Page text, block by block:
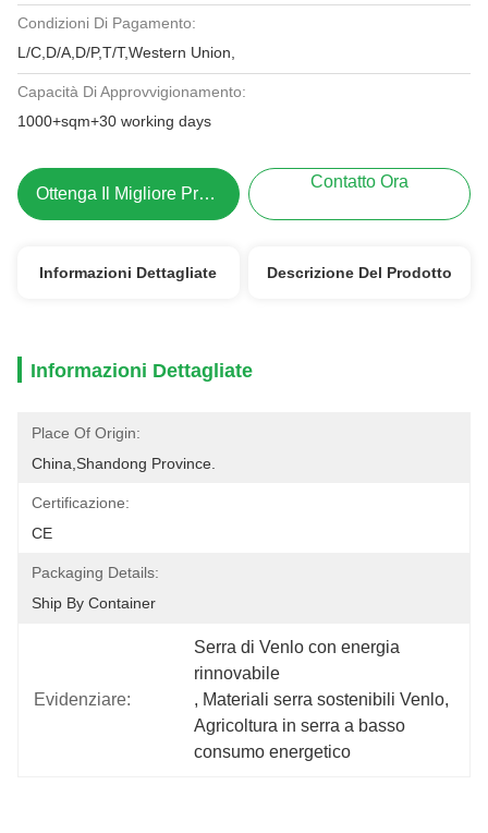
Condizioni Di Pagamento:
L/C,D/A,D/P,T/T,Western Union,
Capacità Di Approvvigionamento:
1000+sqm+30 working days
Ottenga Il Migliore Prezzo
Contatto Ora
Informazioni Dettagliate Descrizione Del Prodotto
Informazioni Dettagliate
Place Of Origin:
China,Shandong Province.
Certificazione:
CE
Packaging Details:
Ship By Container
Evidenziare:
Serra di Venlo con energia
rinnovabile
, Materiali serra sostenibili Venlo
Agricoltura in serra a basso
consumo energetico